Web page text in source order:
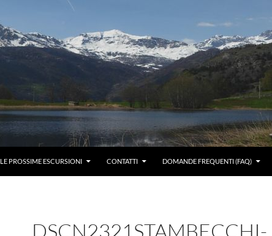
LE PROSSIME ESCURSIONI CONTATTI DOMANDE FREQUENTI (FAQ)
DSCN2321STAMBECCHI-